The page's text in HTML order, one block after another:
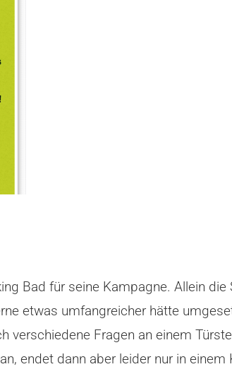
Bad für seine Kampagne. Allein
etwas umfangreicher hätte
Fragen an einem
endet dann aber leider nur in einem